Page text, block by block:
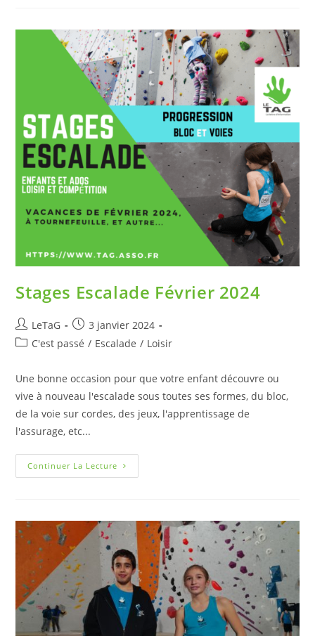
Stages Escalade Février 2024
LeTaG
3 janvier 2024
C'est passé / Escalade / Loisir
Une bonne occasion pour que votre enfant découvre ou
vive à nouveau l'escalade sous toutes ses formes, du bloc,
de la voie sur cordes, des jeux, l'apprentissage de
l'assurage, etc...
Continuer La Lecture